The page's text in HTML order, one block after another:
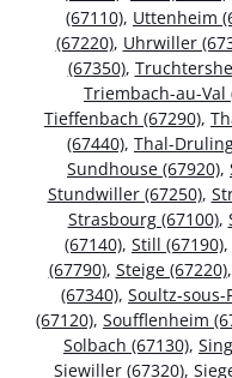
(67110), Uttenheim
(67220), Uhrwiller
(67350),
Triembach-au-Val
Tieffenbach (67290),
(67440), Thal-
Sundhouse (67920),
Stundwiller (67250),
Strasbourg (67100),
(67140), Still (67190),
(67790), Steige (67220),
(67340), Soultz-sous-
(67120), Soufflenheim
Solbach (67130),
Siewiller (67320),